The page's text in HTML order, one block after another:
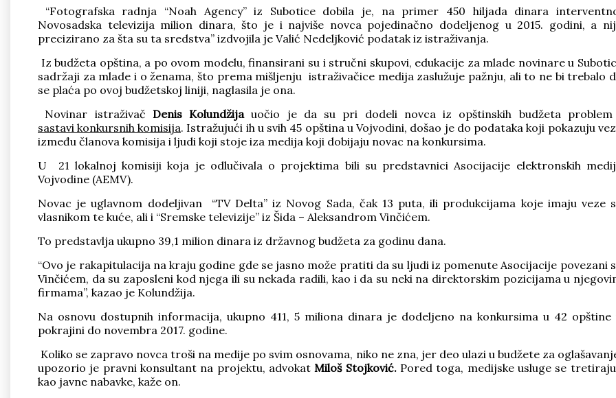
“Fotografska radnja “Noah Agency” iz Subotice dobila je, na primer 450 hiljada dinara
Novosadska televizija milion dinara, što je i najviše novca pojedinačno dodeljenog u 2015. godini, a
precizirano za šta su ta sredstva” izdvojila je Valić Nedeljković podatak iz istraživanja.
Iz budžeta opština, a po ovom modelu, finansirani su i stručni skupovi, edukacije za mlade novinare u
sadržaji za mlade i o ženama, što prema mišljenju istraživačice medija zaslužuje pažnju, ali to ne bi trebalo
se plaća po ovoj budžetskoj liniji, naglasila je ona.
Novinar istraživač Denis Kolundžijauočio je da su pri dodeli novca iz opštinskih budžeta
sastavi konkursnih komisija. Istražujući ih u svih 45 opština u Vojvodini, došao je do podataka koji pokazuju
između članova komisija i ljudi koji stoje iza medija koji dobijaju novac na konkursima.
U 21 lokalnoj komisiji koja je odlučivala o projektima bili su predstavnici Asocijacije elektronskih
Vojvodine (AEMV).
Novac je uglavnom dodeljivan “TV Delta” iz Novog Sada, čak 13 puta, ili produkcijama koje imaju veze
vlasnikom te kuće, ali i “Sremske televizije” iz Šida – Aleksandrom Vinčićem.
To predstavlja ukupno 39,1 milion dinara iz državnog budžeta za godinu dana.
“Ovo je rakapitulacija na kraju godine gde se jasno može pratiti da su ljudi iz pomenute Asocijacije povezani
Vinčićem, da su zaposleni kod njega ili su nekada radili, kao i da su neki na direktorskim pozicijama u
firmama”, kazao je Kolundžija.
Na osnovu dostupnih informacija, ukupno 411, 5 miliona dinara je dodeljeno na konkursima u 42 opštine
pokrajini do novembra 2017. godine.
Koliko se zapravo novca troši na medije po svim osnovama, niko ne zna, jer deo ulazi u budžete za
upozorio je pravni konsultant na projektu, advokatMiloš Stojković.Pored toga, medijske usluge se
kao javne nabavke, kaže on.